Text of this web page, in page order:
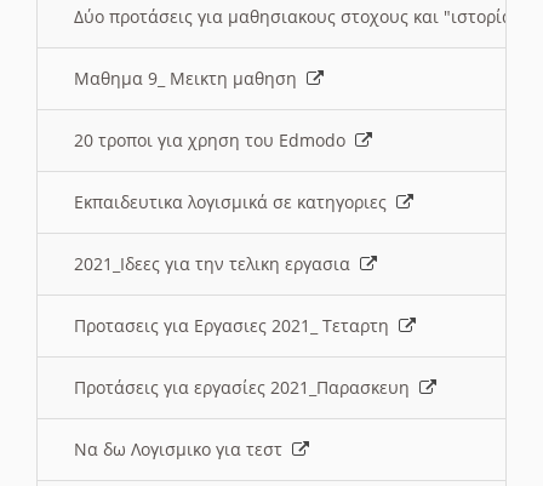
Δύο προτάσεις για μαθησιακους στοχους και "ιστορία"
Μαθημα 9_ Μεικτη μαθηση
20 τροποι για χρηση του Edmodo
Εκπαιδευτικα λογισμικά σε κατηγοριες
2021_Ιδεες για την τελικη εργασια
Προτασεις για Εργασιες 2021_ Τεταρτη
Προτάσεις για εργασίες 2021_Παρασκευη
Να δω Λογισμικο για τεστ